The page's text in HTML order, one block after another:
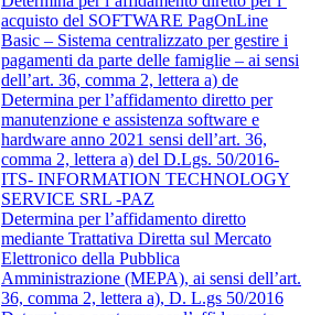
acquisto del SOFTWARE PagOnLine
Basic – Sistema centralizzato per gestire i
pagamenti da parte delle famiglie – ai sensi
dell’art. 36, comma 2, lettera a) de
Determina per l’affidamento diretto per
manutenzione e assistenza software e
hardware anno 2021 sensi dell’art. 36,
comma 2, lettera a) del D.Lgs. 50/2016-
ITS- INFORMATION TECHNOLOGY
SERVICE SRL -PAZ
Determina per l’affidamento diretto
mediante Trattativa Diretta sul Mercato
Elettronico della Pubblica
Amministrazione (MEPA), ai sensi dell’art.
36, comma 2, lettera a), D. L.gs 50/2016